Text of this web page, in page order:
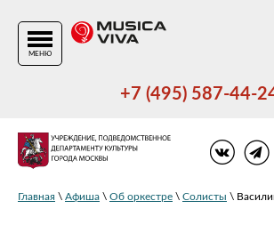
МЕНЮ
+7 (495) 587-44-
Главная \ Афиша \ Об оркестре \ Солисты \